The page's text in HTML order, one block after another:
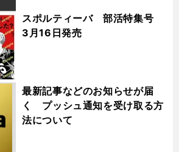
スポルティーバ 部活特集号
3月16日発売
最新記事などのお知らせが届
く プッシュ通知を受け取る方
法について